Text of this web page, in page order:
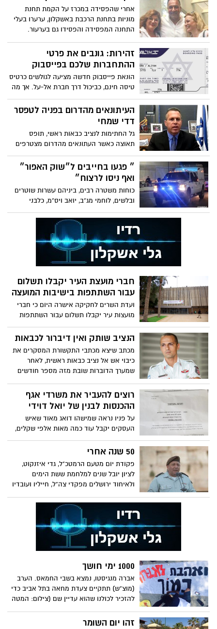
אחרי שהפסידה במכרז על הקמת תחנת
מוניות בתחנת הרכבת באשקלון, ערערו בעלי
התחנה המפסידה והפסידו גם בערעור.
עטון, הבעלים שלך מוניות "השעון"בתמונה:
עורכות הדין קידר ואשקלוני עם חיים עטון
זהירות: גונבים את פרטי
ההתחברות שלכם בפייסבוק
הונאת פייסבוק חדשה מציעה לגולשים כרטיס
טיסה חינם, כביכול דרך חברת אל-על. אך מה
קורה כאשר תלחצו על הלינק המצורף?
העיתונאים מהדרום בפניה לטפסר
דדי שמחי
גל החתימות לנציב כבאות ראשי, תופס
תאוצה כאשר העתונאים מהדרום מצטרפים
לעיתונאים מהצפון, בפנייה לסיים את נושא
הדוברים בכב״ה
״ פגעו בחייבים ל״שוק האפור״
ואף ניסו לרצוח״
כוחות משטרה רבים, ביניהם עשרות שוטרים
ובלשים, לוחמי מג"ב, יואב ויס"מ, כלבני
משטרת ישראל במחוז הדרומי ויחידות
מיוחדות נוספות, פשטו הלילה על ביתם של
20 חשודים וזאת בתום פעילות סמויה שארכה
מספר חודשים, במהלכה נאספו ראיות
הקושרות את החשודים לעבירות אלימות
חמורות על רקע אי עמידתם של הקורבנות
לידיהם של גורמים עברייניים
חברי מועצת העיר יקבלו תשלום
עבור השתתפות בישיבות המועצה
ועדת השרים לחקיקה אישרה היום כי חברי
מועצות עיר יקבלו תשלום עבור השתתפות
בישיבות המועצה, וכן החזר הוצאות. ההצעה
תעלה השבוע לקריאה טרומית ובמידה
היום פעלו בהתנדבות, יחלו לקבל תשלום על
הנציב שותק ואין דיברור לכבאות
מכתב שיצא מכתבי התקשורת המסקרים את
כיבוי אש אל נציב כבאות ראשית, לאחר
שמערך הדוברות שובת מזה מספר חודשים
בארץ בצילום: אלי כהן דובר כב"ה מחוז דרום
רוצים להעביר את משרדי אגף
ההכנסות לבנין של יואל דוידי
על פניו נראה שמישהו דואג מאוד שאיש
העסקים יקבל עוד כמה מאות אלפי שקלים,
כאשר אין אפילו חניה נורמלית וחינמית ליד
בנין "פאר". תומר גלאם ומשה אטיאס
שאמור לחתום על ההסכם נמצא בצל הפרשה
שלא תסתיים ככל הנראה בכתבה זו
50 שנה אחרי
פקודת יום מטעם הרמטכ"ל, גדי איזנקוט,
לציון יובל שנים למלחמת ששת הימים
ולאיחוד ירושלים מפקדי צה"ל, חייליו ועובדיו
1000 ימי חושך
אברה מנגיסטו, נמצא בשבי החמאס. הערב
(מוצ"ש) תתקיים צעדת מחאה בתל אביב כדי
להזכיר לכולנו שהוא עדיין שם (צילום: המטה
זהו יום השומר